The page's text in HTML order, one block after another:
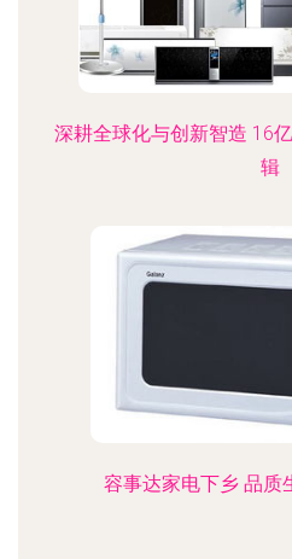
深耕全球化与创新智造 16
辑
容事达家电下乡 品质